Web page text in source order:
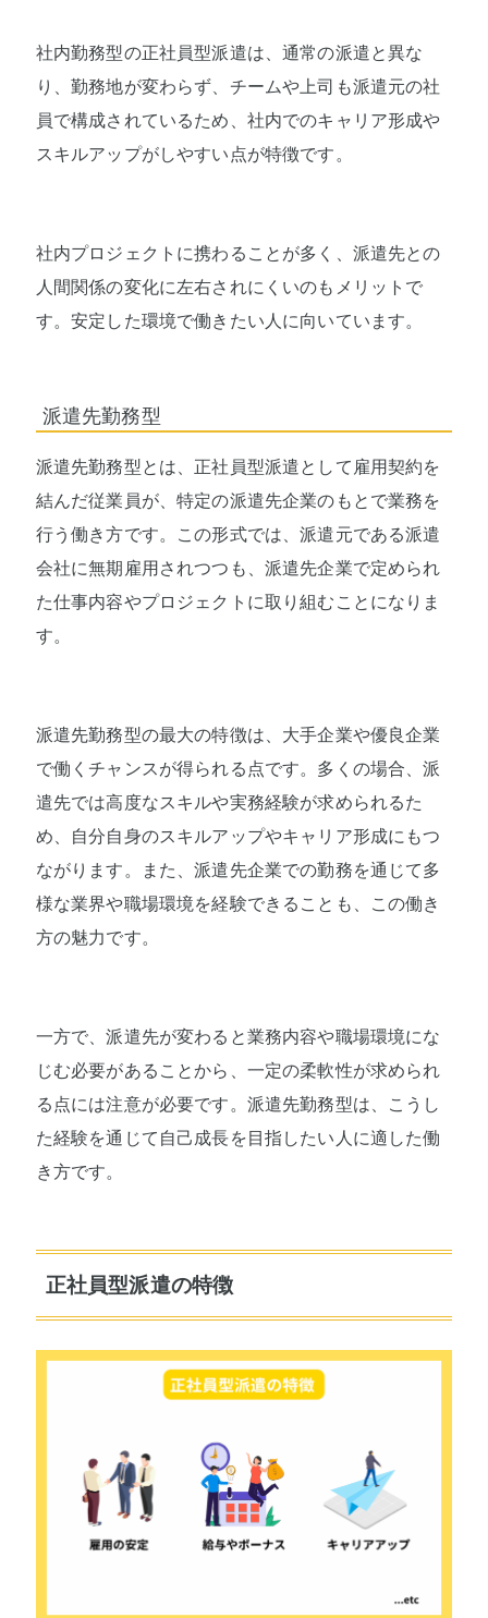
社内勤務型の正社員型派遣は、通常の派遣と異な
り、勤務地が変わらず、チームや上司も派遣元の社
員で構成されているため、社内でのキャリア形成や
スキルアップがしやすい点が特徴です。
社内プロジェクトに携わることが多く、派遣先との
人間関係の変化に左右されにくいのもメリットで
す。安定した環境で働きたい人に向いています。
派遣先勤務型
派遣先勤務型とは、正社員型派遣として雇用契約を
結んだ従業員が、特定の派遣先企業のもとで業務を
行う働き方です。この形式では、派遣元である派遣
会社に無期雇用されつつも、派遣先企業で定められ
た仕事内容やプロジェクトに取り組むことになりま
す。
派遣先勤務型の最大の特徴は、大手企業や優良企業
で働くチャンスが得られる点です。多くの場合、派
遣先では高度なスキルや実務経験が求められるた
め、自分自身のスキルアップやキャリア形成にもつ
ながります。また、派遣先企業での勤務を通じて多
様な業界や職場環境を経験できることも、この働き
方の魅力です。
一方で、派遣先が変わると業務内容や職場環境にな
じむ必要があることから、一定の柔軟性が求められ
る点には注意が必要です。派遣先勤務型は、こうし
た経験を通じて自己成長を目指したい人に適した働
き方です。
正社員型派遣の特徴